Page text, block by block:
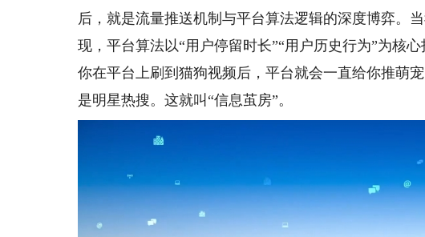
后，就是流量推送机制与平台算法逻辑的深度博弈。
现，平台算法以“用户停留时长”“用户历史行为”为核
你在平台上刷到猫狗视频后，平台就会一直给你推萌
是明星热搜。这就叫“信息茧房”。